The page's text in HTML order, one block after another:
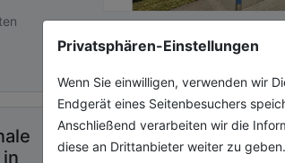
Privatsphären-Einstellungen
Wenn Sie einwilligen, verwenden wir
Endgerät eines Seitenbesuchers
Anschließend verarbeiten wir die
diese an Drittanbieter weiter zu
KNX-
in einer